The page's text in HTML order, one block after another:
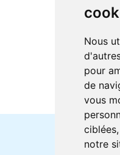
Nous
pour
de
vous
notre